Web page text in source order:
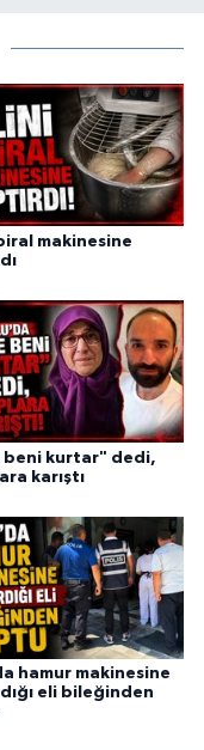
makinesine
beni kurtar" dedi,
karıştı
hamur makinesine
eli bileğinden